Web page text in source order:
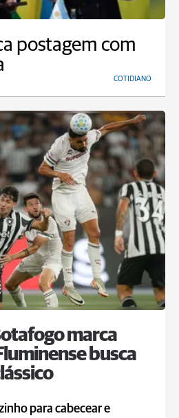
postagem com
COTIDIANO
marca
busca
para cabecear e